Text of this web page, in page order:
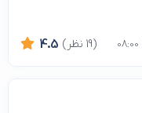
4.5 (19 نظر)